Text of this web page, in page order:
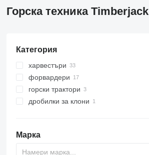
Горска техника Timberjack
Категория
харвестъри
форвардери
горски трактори
дробилки за клони
Марка